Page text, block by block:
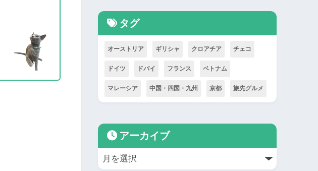
タグ
オーストリア ギリシャ クロアチア チェコ
ドイツ ドバイ フランス ベトナム
マレーシア 中国・四国・九州 京都 旅先グルメ
アーカイブ